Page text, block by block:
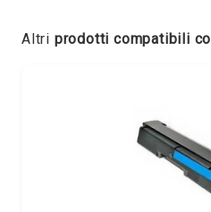
Altri prodotti compatibili